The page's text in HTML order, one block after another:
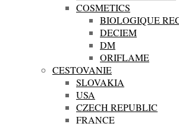
COSMETICS
BIOLOGIQUE
DECIEM
DM
ORIFLAME
CESTOVANIE
SLOVAKIA
USA
CZECH REPUBLIC
FRANCE